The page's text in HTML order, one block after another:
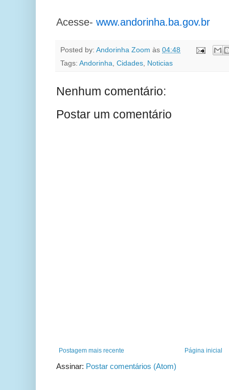
Acesse- www.andorinha.ba.gov.br
Posted by: Andorinha Zoom às 04:48
Tags: Andorinha, Cidades, Noticias
Nenhum comentário:
Postar um comentário
Postagem mais recente Página inicial
Assinar: Postar comentários (Atom)